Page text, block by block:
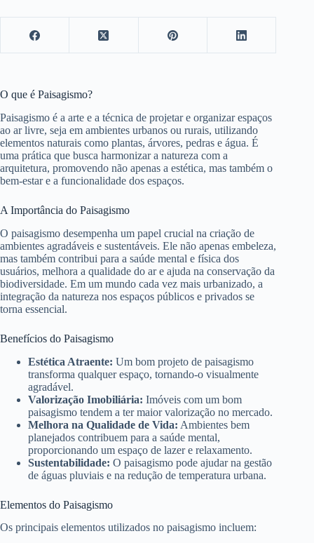
O que é Paisagismo?
Paisagismo é a arte e a técnica de projetar e organizar espaços
ao ar livre, seja em ambientes urbanos ou rurais, utilizando
elementos naturais como plantas, árvores, pedras e água. É
uma prática que busca harmonizar a natureza com a
arquitetura, promovendo não apenas a estética, mas também o
bem-estar e a funcionalidade dos espaços.
A Importância do Paisagismo
O paisagismo desempenha um papel crucial na criação de
ambientes agradáveis e sustentáveis. Ele não apenas embeleza,
mas também contribui para a saúde mental e física dos
usuários, melhora a qualidade do ar e ajuda na conservação da
biodiversidade. Em um mundo cada vez mais urbanizado, a
integração da natureza nos espaços públicos e privados se
torna essencial.
Benefícios do Paisagismo
Estética Atraente: Um bom projeto de paisagismo
transforma qualquer espaço, tornando-o visualmente
agradável.
Valorização Imobiliária: Imóveis com um bom
paisagismo tendem a ter maior valorização no mercado.
Melhora na Qualidade de Vida: Ambientes bem
planejados contribuem para a saúde mental,
proporcionando um espaço de lazer e relaxamento.
Sustentabilidade: O paisagismo pode ajudar na gestão
de águas pluviais e na redução de temperatura urbana.
Elementos do Paisagismo
Os principais elementos utilizados no paisagismo incluem: